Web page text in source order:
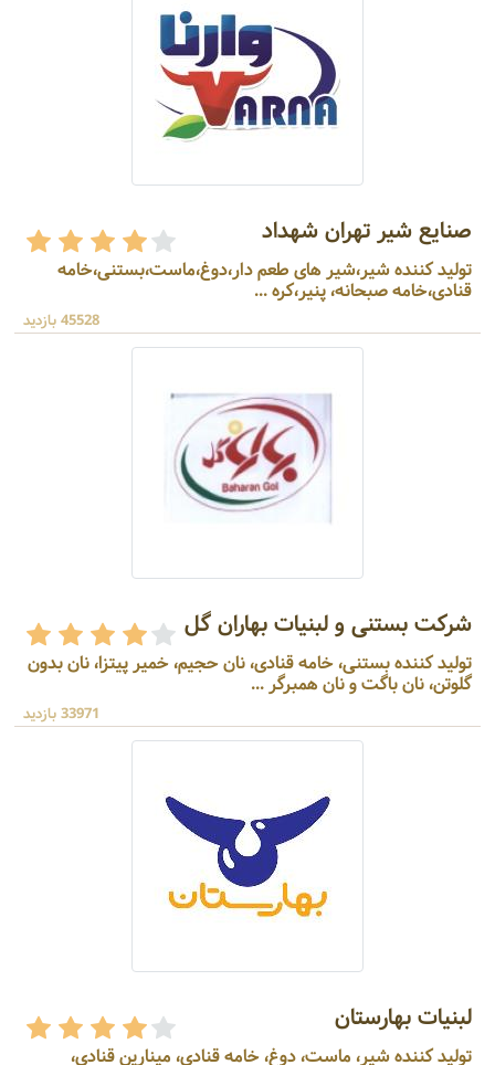
صنایع شیر تهران شهداد
تولید کننده شیر،شیر های طعم دار،دوغ،ماست،بستنی،خامه
قنادی،خامه صبحانه، پنیر،کره ...
45528 بازدید
شرکت بستنی و لبنیات بهاران گل
تولید کننده بستنی، خامه قنادی، نان حجیم، خمیر پیتزا، نان بدون
گلوتن، نان باگت و نان همبرگر ...
33971 بازدید
لبنیات بهارستان
تولید کننده شیر، ماست، دوغ، خامه قنادی، مینارین قنادی،